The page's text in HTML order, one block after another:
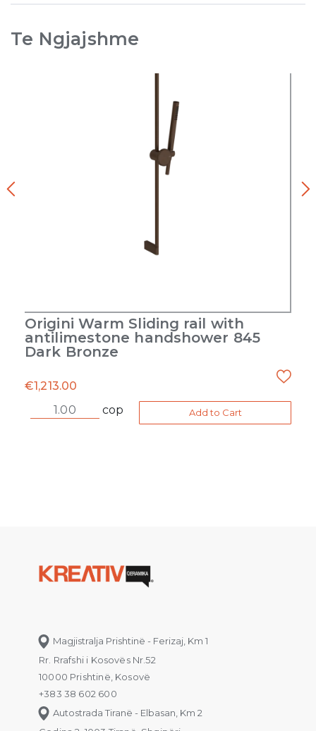
Te Ngjajshme
Origini Warm Sliding rail with
antilimestone handshower 845
Dark Bronze
€1,213.00
cop
Add to Cart
Magjistralja Prishtinë - Ferizaj, Km 1
Rr. Rrafshi i Kosovës Nr.52
10000 Prishtinë, Kosovë
+383 38 602 600
Autostrada Tiranë - Elbasan, Km 2